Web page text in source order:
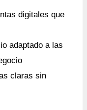
digitales que
adaptado a las
claras sin